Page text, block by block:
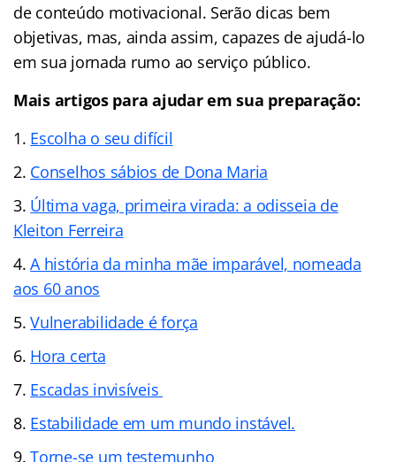
de conteúdo motivacional. Serão dicas bem
objetivas, mas, ainda assim, capazes de ajudá-lo
em sua jornada rumo ao serviço público.
Mais artigos para ajudar em sua preparação:
Escolha o seu difícil
Conselhos sábios de Dona Maria
Última vaga, primeira virada: a odisseia de
Kleiton Ferreira
A história da minha mãe imparável, nomeada
aos 60 anos
Vulnerabilidade é força
Hora certa
Escadas invisíveis
Estabilidade em um mundo instável.
Torne-se um testemunho